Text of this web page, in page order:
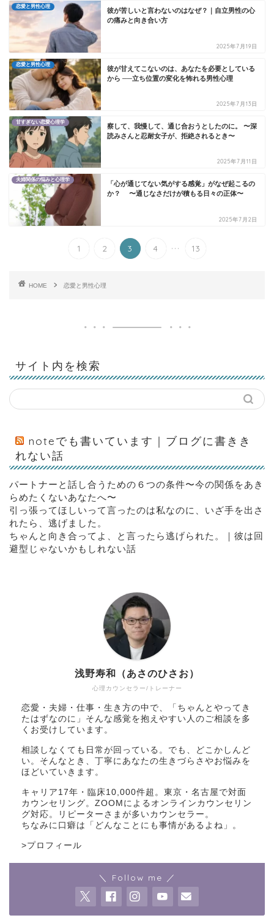
恋愛と男性心理
彼が苦しいと言わないのはなぜ？｜自立男性の心
の痛みと向き合い方
2025年7月19日
恋愛と男性心理
彼が甘えてこないのは、あなたを必要としている
から ──立ち位置の変化を怖れる男性心理
2025年7月13日
甘すぎない恋愛心理学
察して、我慢して、通じ合おうとしたのに。 〜深
読みさんと忍耐女子が、拒絶されるとき〜
2025年7月11日
夫婦関係の悩みと心理学
「心が通じてない気がする感覚」がなぜ起こるの
か？ 〜通じなさだけが積もる日々の正体〜
2025年7月2日
1 2 3 4 ... 13
HOME 恋愛と男性心理
サイト内を検索
noteでも書いています｜ブログに書きき
れない話
パートナーと話し合うための６つの条件〜今の関係をあき
らめたくないあなたへ〜
引っ張ってほしいって言ったのは私なのに、いざ手を出さ
れたら、逃げました。
ちゃんと向き合ってよ、と言ったら逃げられた。｜彼は回
避型じゃないかもしれない話
心理カウンセラー/トレーナー
浅野寿和（あさのひさお）
恋愛・夫婦・仕事・生き方の中で、「ちゃんとやってき
たはずなのに」そんな感覚を抱えやすい人のご相談を多
くお受けしています。
相談しなくても日常が回っている。でも、どこかしんど
い。そんなとき、丁寧にあなたの生きづらさやお悩みを
ほどいていきます。
キャリア17年・臨床10,000件超。東京・名古屋で対面
カウンセリング。ZOOMによるオンラインカウンセリン
グ対応。リピーターさまが多いカウンセラー。
ちなみに口癖は「どんなことにも事情があるよね」。
>プロフィール
＼ Follow me ／